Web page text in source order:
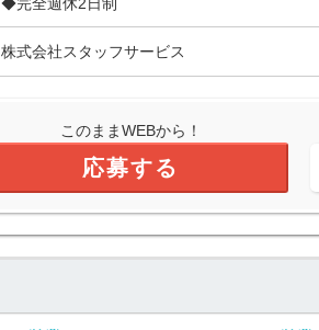
◆完全週休2日制
株式会社スタッフサービス
このままWEBから！
応募する